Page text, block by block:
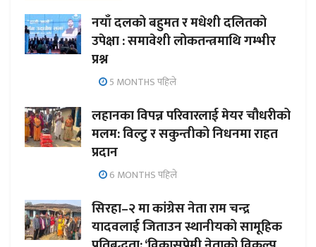
नयाँ दलको बहुमत र मधेशी दलितको
उपेक्षा : समावेशी लोकतन्त्रमाथि गम्भीर
प्रश्न
5 MONTHS पहिले
लहानका विपन्न परिवारलाई मेयर चौधरीको
मलम: विल्टु र सकुन्तीको निधनमा राहत
प्रदान
6 MONTHS पहिले
सिरहा–२ मा कांग्रेस नेता राम चन्द्र
यादवलाई जिताउन स्थानीयको सामूहिक